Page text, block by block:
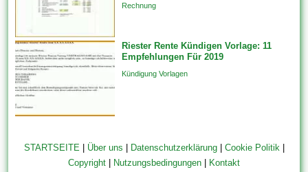
Rechnung
Riester Rente Kündigen Vorlage: 11
Empfehlungen Für 2019
Kündigung Vorlagen
STARTSEITE | Über uns | Datenschutzerklärung| Cookie Politik |
Copyright | Nutzungsbedingungen | Kontakt